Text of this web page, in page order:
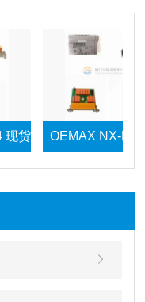
OEMAX NX-MWLINK
现货模块